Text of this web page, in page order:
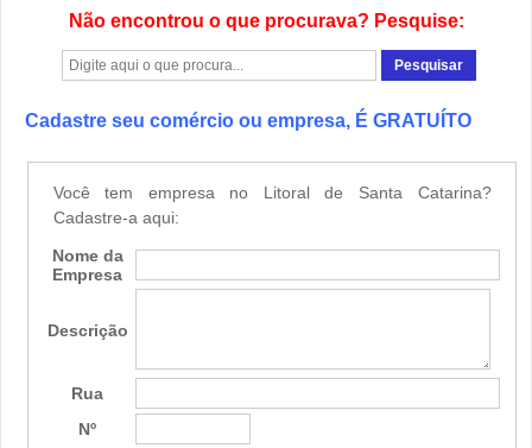
Não encontrou o que procurava? Pesquise:
Cadastre seu comércio ou empresa, É GRATUÍTO
Você tem empresa no Litoral de Santa Catarina?
Cadastre-a aqui:
Nome da
Empresa
Descrição
Rua
Nº